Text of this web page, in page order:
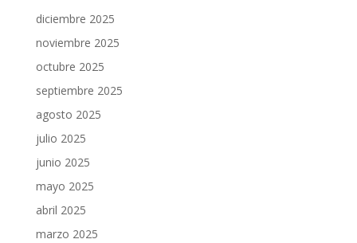
diciembre 2025
noviembre 2025
octubre 2025
septiembre 2025
agosto 2025
julio 2025
junio 2025
mayo 2025
abril 2025
marzo 2025